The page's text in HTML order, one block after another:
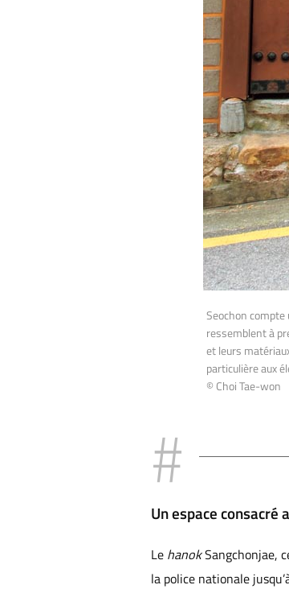
Seochon
ressemblent à
et leurs
particulière aux
© Choi Tae-won
Un espace consacré
Le hanokSangchonjae,
la police nationale